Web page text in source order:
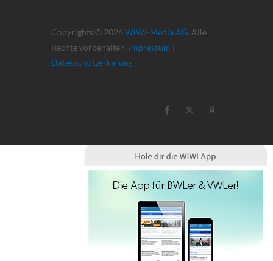
Copyrights © 2026 WiWi-Media AG. Alle
Rechte vorbehalten. Impressum |
Datenschutzerkärung